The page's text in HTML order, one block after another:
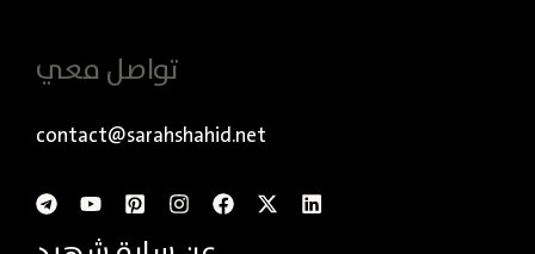
تواصل معي
contact@sarahshahid.net